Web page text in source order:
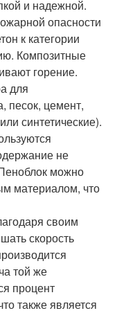
и надежной.
опасности
к категории
Композитные
горение.
для
песок, цемент,
синтетические).
не
можно
материалом, что
своим
скорость
той же
процент
также является